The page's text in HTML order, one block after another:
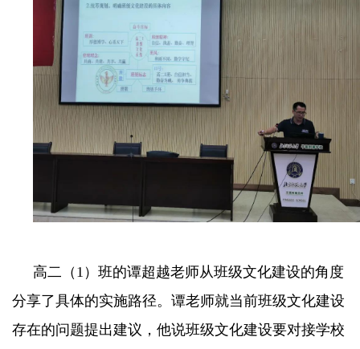
高二（1）班的谭超越老师从班级文化建设的角度
分享了具体的实施路径。谭老师就当前班级文化建设
存在的问题提出建议，他说班级文化建设要对接学校